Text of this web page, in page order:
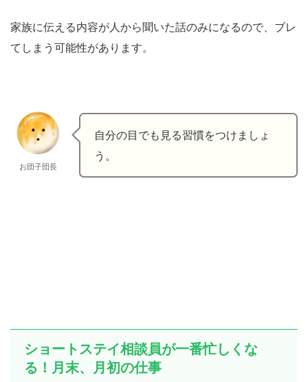
家族に伝える内容が人から聞いた話のみになるので、ブレ
てしまう可能性があります。
お団子団長
自分の目でも見る習慣をつけましょ
う。
ショートステイ相談員が一番忙しくな
る！月末、月初の仕事